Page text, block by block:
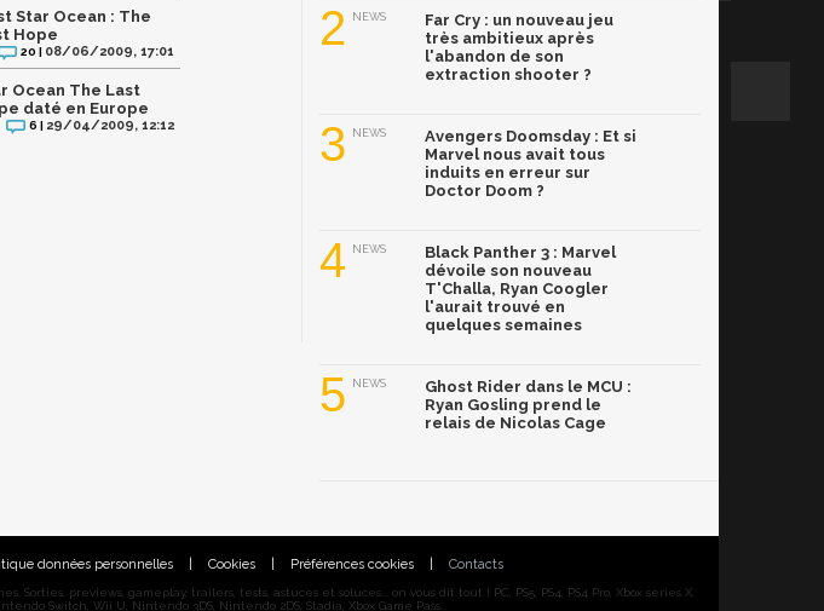
Star Ocean : The
Hope
20 | 08/06/2009, 17:01
Ocean The Last
daté en Europe
6 | 29/04/2009, 12:12
2 NEWS
Far Cry : un nouveau jeu
très ambitieux après
l'abandon de son
extraction shooter ?
3 NEWS
Avengers Doomsday : Et si
Marvel nous avait tous
induits en erreur sur
Doctor Doom ?
4 NEWS
Black Panther 3 : Marvel
dévoile son nouveau
T'Challa, Ryan Coogler
l'aurait trouvé en
quelques semaines
5 NEWS
Ghost Rider dans le MCU :
Ryan Gosling prend le
relais de Nicolas Cage
données personnelles Cookies Préférences cookies Contacts
previews, gameplay, trailers, tests, astuces et soluces... on vous dit tout ! PC, PS5, PS4, PS4 Pro, Xbox series X,
Switch, Wii U, Nintendo 3DS, Nintendo 2DS, Stadia, Xbox Game Pass...